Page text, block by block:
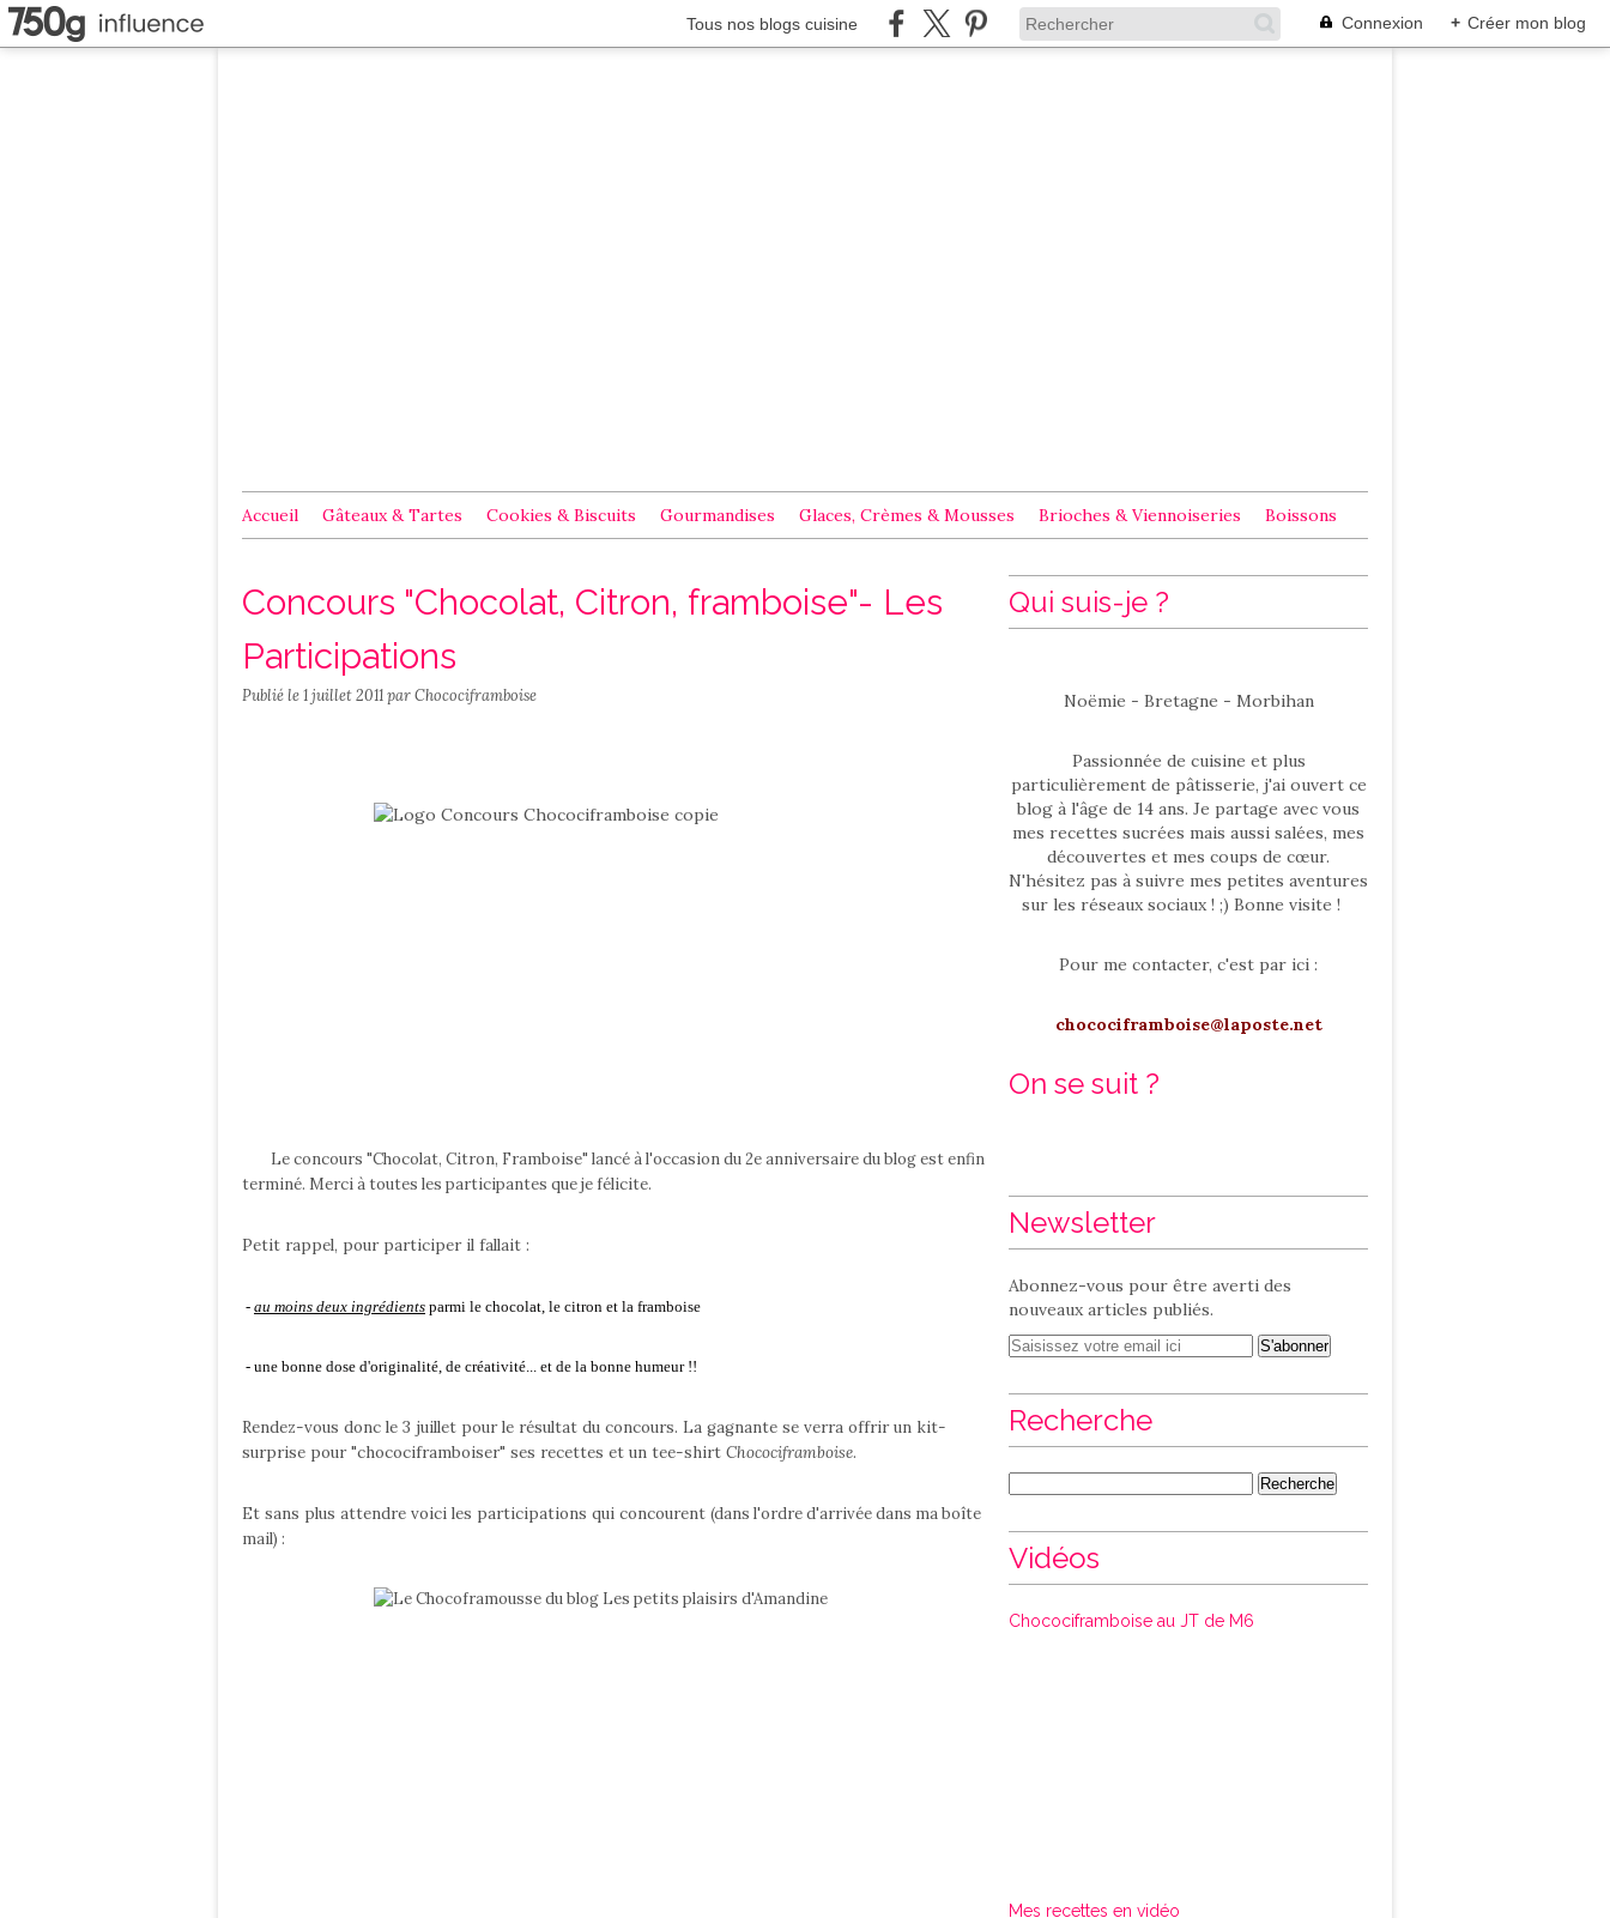
Tous nos blogs cuisine Connexion + Créer mon blog
Accueil Gâteaux & Tartes Cookies & Biscuits Gourmandises Glaces, Crèmes & Mousses Brioches & Viennoiseries Boissons
Concours "Chocolat, Citron, framboise"- Les
Participations
Publié le1 juillet 2011par Chocociframboise
Le concours "Chocolat, Citron, Framboise" lancé à l'occasion du 2e anniversaire du blog est enfin
terminé. Merci à toutes les participantes que je félicite.
Petit rappel, pour participer il fallait :
- au moins deux ingrédients parmi le chocolat, le citron et la framboise
- une bonne dose d'originalité, de créativité... et de la bonne humeur !!
Rendez-vous donc le 3 juillet pour le résultat du concours. La gagnante se verra offrir un kit-
surprise pour "chocociframboiser" ses recettes et un tee-shirt Chocociframboise.
Et sans plus attendre voici les participations qui concourent (dans l'ordre d'arrivée dans ma boîte
mail) :
Qui suis-je ?
Noëmie - Bretagne - Morbihan
Passionnée de cuisine et plus
particulièrement de pâtisserie, j'ai ouvert ce
blog à l'âge de 14 ans. Je partage avec vous
mes recettes sucrées mais aussi salées, mes
découvertes et mes coups de cœur.
N'hésitez pas à suivre mes petites aventures
sur les réseaux sociaux ! ;) Bonne visite !
Pour me contacter, c'est par ici :
chocociframboise@laposte.net
On se suit ?
Newsletter
Abonnez-vous pour être averti des
nouveaux articles publiés.
Recherche
Vidéos
Chocociframboise au JT de M6
Mes recettes en vidéo